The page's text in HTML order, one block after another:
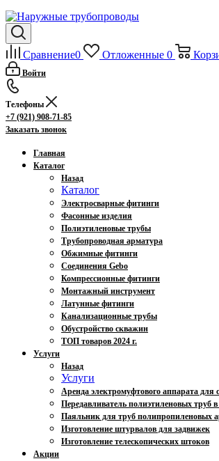
Сравнение0 Отложенные 0
Войти
Телефоны
+7 (921) 908-71-85
Заказать звонок
Главная
Каталог
Назад
Каталог
Электросварные фитинги
Фасонные изделия
Полиэтиленовые трубы
Трубопроводная арматура
Обжимные фитинги
Соединения Gebo
Компрессионные фитинги
Монтажный инструмент
Латунные фитинги
Канализационные трубы
Обустройство скважин
ТОП товаров 2024 г.
Услуги
Назад
Услуги
Аренда электромуфтового аппарата
Передавливатель полиэтиленовых труб в
Паяльник для труб
Изготовление штурвалов для задвижек
Изготовление телескопических штоков
Акции